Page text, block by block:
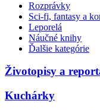
Rozprávky
Sci-fi, fantasy a
Leporelá
Náučné knihy
Ďalšie kategórie
Životopisy a
Kuchárky